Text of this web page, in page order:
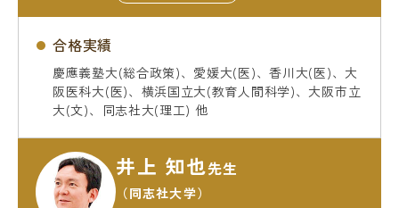
合格実績
慶應義塾大(総合政策)、愛媛大(医)、香川大(医)、大
阪医科大(医)、横浜国立大(教育人間科学)、大阪市立
大(文)、同志社大(理工) 他
井上 知也先生
（同志社大学）